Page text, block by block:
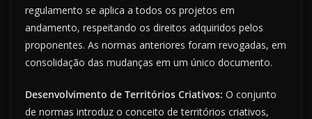
regulamento se aplica a todos os projetos em
andamento, respeitando os direitos adquiridos pelos
proponentes. As normas anteriores foram revogadas, em
consolidação das mudanças em um único documento.
Desenvolvimento de Territórios Criativos: O conjunto
de normas introduz o conceito de territórios criativos,